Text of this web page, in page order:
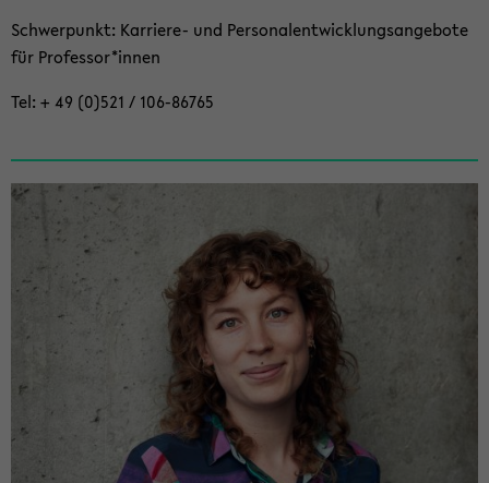
Schwer­punkt: Karriere-​ und Per­so­nal­ent­wick­lungs­an­ge­bo­te
für Pro­fes­sor*innen
Tel: + 49 (0)521 / 106-​86765